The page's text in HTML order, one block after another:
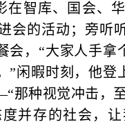
在智库、国会、
会的活动；旁听
会，“大家人手
”闲暇时刻，他
那种视觉冲击，
并存的社会，